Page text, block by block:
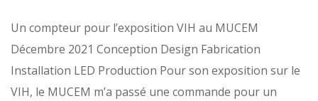
Un compteur pour l’exposition VIH au MUCEM
Décembre 2021 Conception Design Fabrication
Installation LED Production Pour son exposition sur le
VIH, le MUCEM m’a passé une commande pour un